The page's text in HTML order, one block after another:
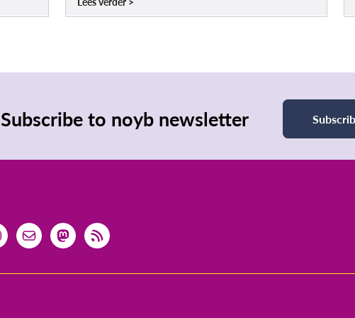
Subscribe to noyb newsletter